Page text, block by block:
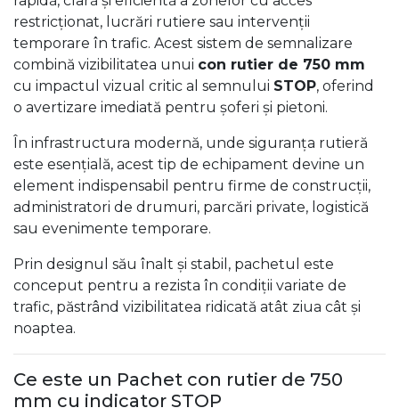
restricționat, lucrări rutiere sau intervenții
temporare în trafic. Acest sistem de semnalizare
combină vizibilitatea unui con rutier de 750 mm
cu impactul vizual critic al semnului STOP, oferind
o avertizare imediată pentru șoferi și pietoni.
În infrastructura modernă, unde siguranța rutieră
este esențială, acest tip de echipament devine un
element indispensabil pentru firme de construcții,
administratori de drumuri, parcări private, logistică
sau evenimente temporare.
Prin designul său înalt și stabil, pachetul este
conceput pentru a rezista în condiții variate de
trafic, păstrând vizibilitatea ridicată atât ziua cât și
noaptea.
Ce este un Pachet con rutier de 750
mm cu indicator STOP